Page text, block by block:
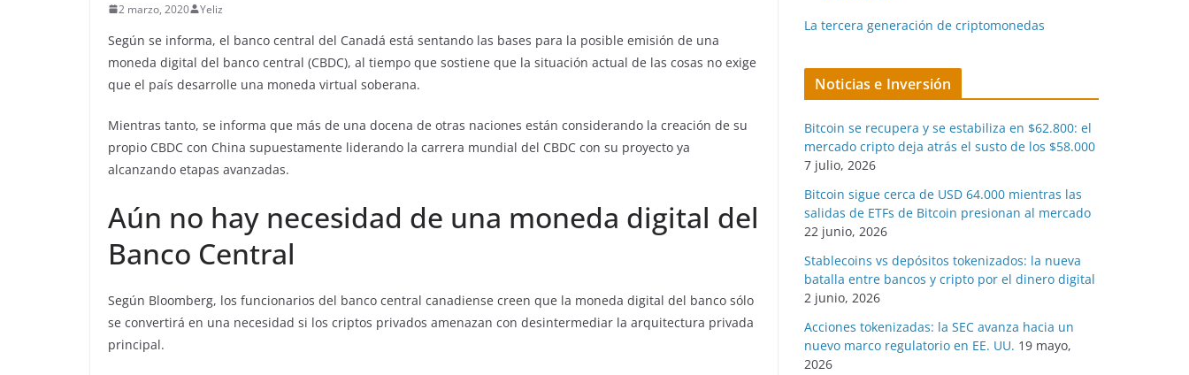
2 marzo, 2020 Yeliz
Según se informa, el banco central del Canadá está sentando las bases para la posible emisión de una
moneda digital del banco central (CBDC), al tiempo que sostiene que la situación actual de las cosas no exige
que el país desarrolle una moneda virtual soberana.
Mientras tanto, se informa que más de una docena de otras naciones están considerando la creación de su
propio CBDC con China supuestamente liderando la carrera mundial del CBDC con su proyecto ya
alcanzando etapas avanzadas.
Aún no hay necesidad de una moneda digital del
Banco Central
Según Bloomberg, los funcionarios del banco central canadiense creen que la moneda digital del banco sólo
se convertirá en una necesidad si los criptos privados amenazan con desintermediar la arquitectura privada
principal.
La tercera generación de criptomonedas
Noticias e Inversión
Bitcoin se recupera y se estabiliza en $62.800: el
mercado cripto deja atrás el susto de los $58.000
7 julio, 2026
Bitcoin sigue cerca de USD 64.000 mientras las
salidas de ETFs de Bitcoin presionan al mercado
22 junio, 2026
Stablecoins vs depósitos tokenizados: la nueva
batalla entre bancos y cripto por el dinero digital
2 junio, 2026
Acciones tokenizadas: la SEC avanza hacia un
nuevo marco regulatorio en EE. UU. 19 mayo,
2026